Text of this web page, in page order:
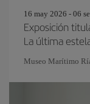
16 may 2026 - 06
Exposición
La última
Museo Marítimo